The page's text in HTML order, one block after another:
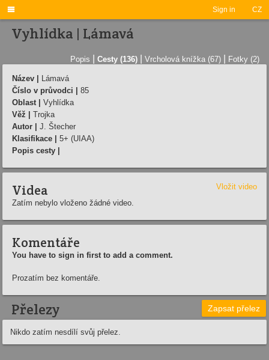
Sign in CZ

Vyhlídka | Lámavá
Popis Cesty (136) Vrcholová knížka (67) Fotky (2)
Název |
Lámavá
Číslo v průvodci |
85
Oblast |
Vyhlídka
Věž |
Trojka
Autor |
J. Štecher
Klasifikace |
5+ (UIAA)
Popis cesty |
Videa
Vložit video
Zatím nebylo vloženo žádné video.
Komentáře
You have to sign in first to add a comment.
Prozatím bez komentáře.
Přelezy Zapsat přelez
Nikdo zatím nesdílí svůj přelez.